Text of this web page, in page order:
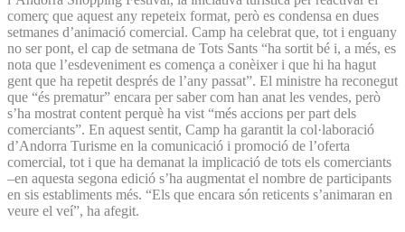
comerç que aquest any repeteix format, però es condensa en dues
setmanes d’animació comercial. Camp ha celebrat que, tot i enguany
no ser pont, el cap de setmana de Tots Sants “ha sortit bé i, a més, es
nota que l’esdeveniment es comença a conèixer i que hi ha hagut
gent que ha repetit després de l’any passat”. El ministre ha reconegut
que “és prematur” encara per saber com han anat les vendes, però
s’ha mostrat content perquè ha vist “més accions per part dels
comerciants”. En aquest sentit, Camp ha garantit la col·laboració
d’Andorra Turisme en la comunicació i promoció de l’oferta
comercial, tot i que ha demanat la implicació de tots els comerciants
–en aquesta segona edició s’ha augmentat el nombre de participants
en sis establiments més. “Els que encara són reticents s’animaran en
veure el veí”, ha afegit.